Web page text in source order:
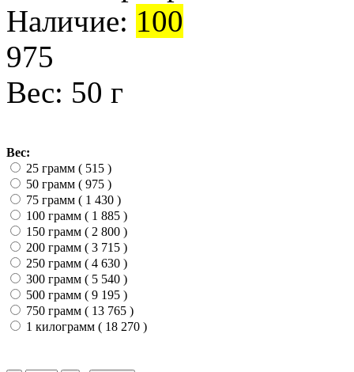
Наличие: 100
975
Вес: 50 г
Вес:
25 грамм ( 515 )
50 грамм ( 975 )
75 грамм ( 1 430 )
100 грамм ( 1 885 )
150 грамм ( 2 800 )
200 грамм ( 3 715 )
250 грамм ( 4 630 )
300 грамм ( 5 540 )
500 грамм ( 9 195 )
750 грамм ( 13 765 )
1 килограмм ( 18 270 )